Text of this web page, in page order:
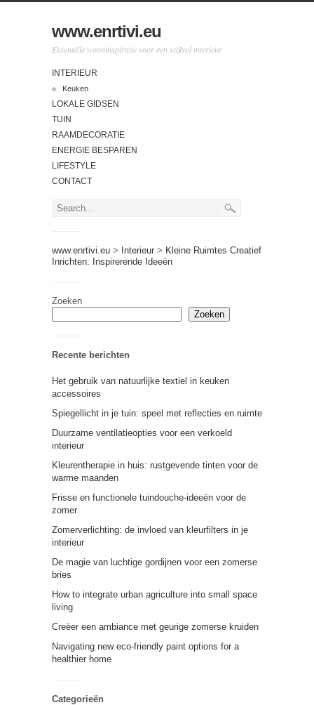
www.enrtivi.eu
Essentiële wooninspiratie voor een stijlvol interieur
INTERIEUR
Keuken
LOKALE GIDSEN
TUIN
RAAMDECORATIE
ENERGIE BESPAREN
LIFESTYLE
CONTACT
www.enrtivi.eu > Interieur > Kleine Ruimtes Creatief
Inrichten: Inspirerende Ideeën
Zoeken
Zoeken
Recente berichten
Het gebruik van natuurlijke textiel in keuken
accessoires
Spiegellicht in je tuin: speel met reflecties en ruimte
Duurzame ventilatieopties voor een verkoeld
interieur
Kleurentherapie in huis: rustgevende tinten voor de
warme maanden
Frisse en functionele tuindouche-ideeën voor de
zomer
Zomerverlichting: de invloed van kleurfilters in je
interieur
De magie van luchtige gordijnen voor een zomerse
bries
How to integrate urban agriculture into small space
living
Creëer een ambiance met geurige zomerse kruiden
Navigating new eco-friendly paint options for a
healthier home
Categorieën